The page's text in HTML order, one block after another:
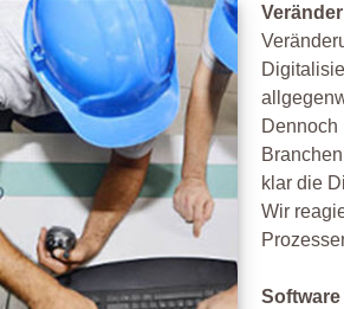
Dennoch
klar die
Wir